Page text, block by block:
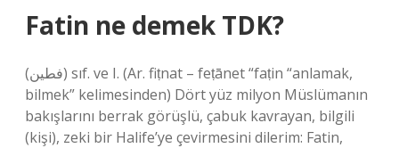
Fatin ne demek TDK?
(ﻓﻄﻴﻦ) sıf. ve I. (Ar. fiṭnat – feṭānet “faṭіn “anlamak,
bilmek” kelimesinden) Dört yüz milyon Müslümanın
bakışlarını berrak görüşlü, çabuk kavrayan, bilgili
(kişi), zeki bir Halife’ye çevirmesini dilerim: Fatin,